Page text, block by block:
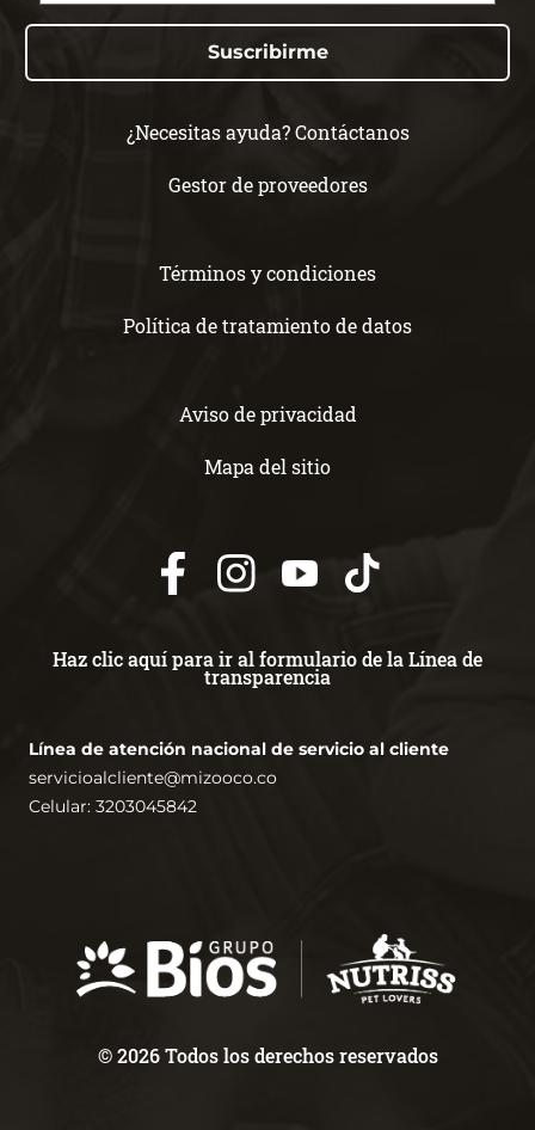
Suscribirme
¿Necesitas ayuda? Contáctanos
Gestor de proveedores
Términos y condiciones
Política de tratamiento de datos
Aviso de privacidad
Mapa del sitio
Haz clic aquí para ir al formulario de la Línea de
transparencia
Línea de atención nacional de servicio al cliente
servicioalcliente@mizooco.co
Celular: 3203045842
© 2026 Todos los derechos reservados